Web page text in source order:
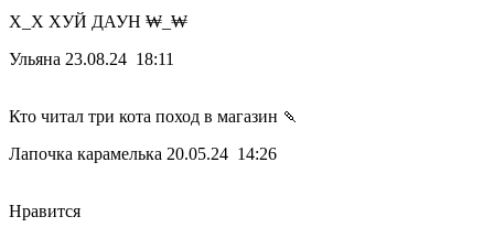
Х_Х ХУЙ ДАУН ₩_₩
Ульяна 23.08.24 18:11
Кто читал три кота поход в магазин 🍡
Лапочка карамелька 20.05.24 14:26
Нравится